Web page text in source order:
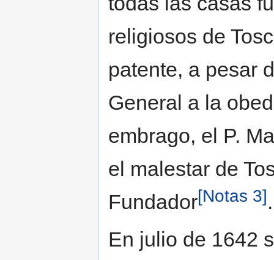
religiosos de
patente, a pesar
General a la
embrago, el P.
el malestar de
Fundador[Notas 3].
En julio de 1642